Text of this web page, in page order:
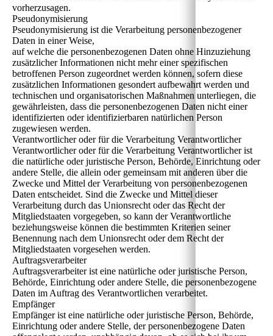
vorherzusagen.
Pseudonymisierung
Pseudonymisierung ist die Verarbeitung personenbezogener
Daten in einer Weise,
auf welche die personenbezogenen Daten ohne Hinzuziehung
zusätzlicher Informationen nicht mehr einer spezifischen
betroffenen Person zugeordnet werden können, sofern diese
zusätzlichen Informationen gesondert aufbewahrt werden und
technischen und organisatorischen Maßnahmen unterliegen, die
gewährleisten, dass die personenbezogenen Daten nicht einer
identifizierten oder identifizierbaren natürlichen Person
zugewiesen werden.
Verantwortlicher oder für die Verarbeitung Verantwortlicher
Verantwortlicher oder für die Verarbeitung Verantwortlicher ist
die natürliche oder juristische Person, Behörde, Einrichtung oder
andere Stelle, die allein oder gemeinsam mit anderen über die
Zwecke und Mittel der Verarbeitung von personenbezogenen
Daten entscheidet. Sind die Zwecke und Mittel dieser
Verarbeitung durch das Unionsrecht oder das Recht der
Mitgliedstaaten vorgegeben, so kann der Verantwortliche
beziehungsweise können die bestimmten Kriterien seiner
Benennung nach dem Unionsrecht oder dem Recht der
Mitgliedstaaten vorgesehen werden.
Auftragsverarbeiter
Auftragsverarbeiter ist eine natürliche oder juristische Person,
Behörde, Einrichtung oder andere Stelle, die personenbezogene
Daten im Auftrag des Verantwortlichen verarbeitet.
Empfänger
Empfänger ist eine natürliche oder juristische Person, Behörde,
Einrichtung oder andere Stelle, der personenbezogene Daten